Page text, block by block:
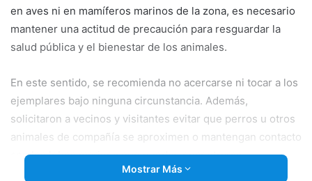
en aves ni en mamíferos marinos de la zona, es necesario
mantener una actitud de precaución para resguardar la
salud pública y el bienestar de los animales.
En este sentido, se recomienda no acercarse ni tocar a los
ejemplares bajo ninguna circunstancia. Además,
solicitaron a vecinos y visitantes evitar que perros u otros
animales de compañía se aproximen o mantengan contacto
con los lobos marinos que puedan encontrarse
descansando sobre la playa.Mostrar Más